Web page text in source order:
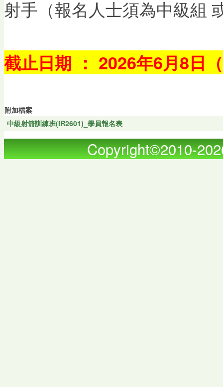
射手（報名人士須為中級組
截止日期 ： 2026年6月8日
附加檔案
中級射箭訓練班(IR2601)_學員報名表
Copyright©2010-